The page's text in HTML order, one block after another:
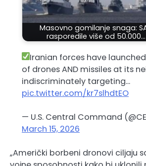
Masovno gomilanje snaga:
rasporedile više od 50.000…
Iranian forces have
of drones AND missiles at its
indiscriminately targeting…
pic.twitter.com/kr7slhdtEO
— U.S. Central Command
March 15, 2026
„Američki borbeni dronovi ciljaju